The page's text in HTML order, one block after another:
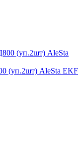
(уп.2шт) AleSta EKF